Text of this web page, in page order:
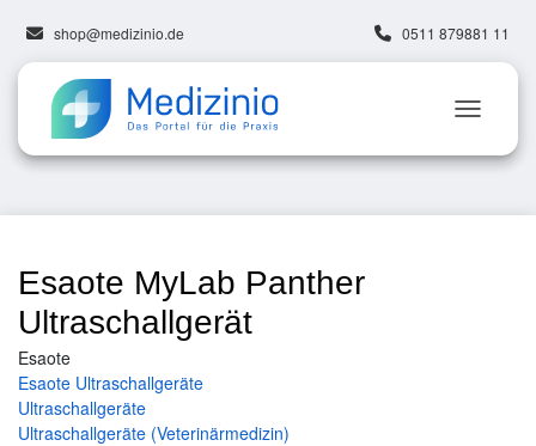
shop@medizinio.de 0511 879881 11
Esaote MyLab Panther
Ultraschallgerät
Esaote
Esaote Ultraschallgeräte
Ultraschallgeräte
Ultraschallgeräte (Veterinärmedizin)